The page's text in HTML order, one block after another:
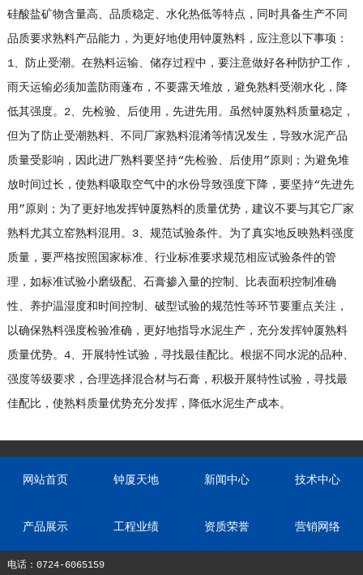
硅酸盐矿物含量高、品质稳定、水化热低等特点，同时具备生产不同
品质要求熟料产品能力，为更好地使用钟厦熟料，应注意以下事项：
1、防止受潮。在熟料运输、储存过程中，要注意做好各种防护工作，
雨天运输必须加盖防雨蓬布，不要露天堆放，避免熟料受潮水化，降
低其强度。2、先检验、后使用，先进先用。虽然钟厦熟料质量稳定，
但为了防止受潮熟料、不同厂家熟料混淆等情况发生，导致水泥产品
质量受影响，因此进厂熟料要坚持“先检验、后使用”原则；为避免堆
放时间过长，使熟料吸取空气中的水份导致强度下降，要坚持“先进先
用”原则；为了更好地发挥钟厦熟料的质量优势，建议不要与其它厂家
熟料尤其立窑熟料混用。3、规范试验条件。为了真实地反映熟料强度
质量，要严格按照国家标准、行业标准要求规范相应试验条件的管
理，如标准试验小磨级配、石膏掺入量的控制、比表面积控制准确
性、养护温湿度和时间控制、破型试验的规范性等环节要重点关注，
以确保熟料强度检验准确，更好地指导水泥生产，充分发挥钟厦熟料
质量优势。4、开展特性试验，寻找最佳配比。根据不同水泥的品种、
强度等级要求，合理选择混合材与石膏，积极开展特性试验，寻找最
佳配比，使熟料质量优势充分发挥，降低水泥生产成本。
网站首页 钟厦天地 新闻中心 技术中心
产品展示 工程业绩 资质荣誉 营销网络
电话：0724-6065159